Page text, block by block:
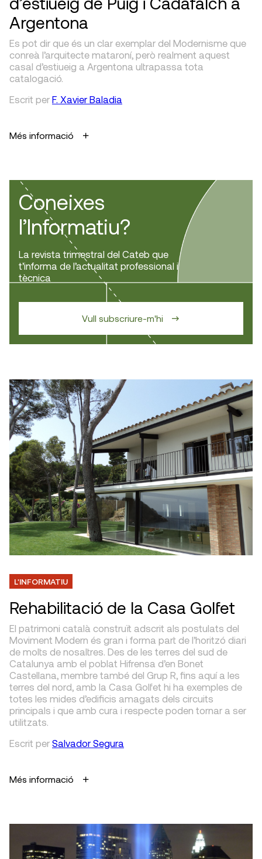
Argentona
Es pot dir que és un clar exemplar del Modernisme que
conreà l’arquitecte mataroní, però realment aquest
casal d’estiueig a Argentona ultrapassa tota
catalogació.
Escrit per F. Xavier Baladia
Més informació
Coneixes
l’Informatiu?
La revista trimestral del Cateb que
t’informa de l’actualitat professional i
tècnica
Vull subscriure-m'hi
L'INFORMATIU
Rehabilitació de la Casa Golfet
El patrimoni català construït adscrit als postulats del
Moviment Modern és gran i forma part de l’horitzó diari
de molts de nosaltres. Des de les terres del sud de
Catalunya amb el poblat Hifrensa d’en Bonet
Castellana, membre també del Grup R, fins aquí a les
terres del nord, amb la Casa Golfet hi ha exemples de
totes les mides d’edificis amagats dels circuits
principals i que amb cura i respecte poden tornar a ser
utilitzats.
Escrit per Salvador Segura
Més informació